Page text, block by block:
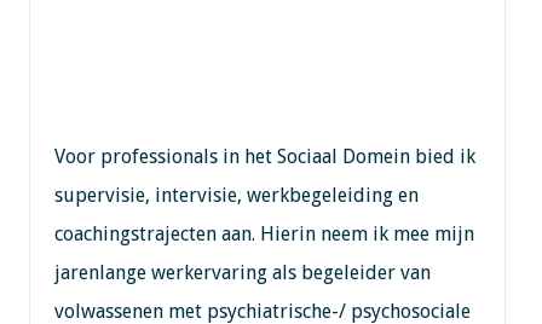
Voor professionals in het Sociaal Domein bied ik
supervisie, intervisie, werkbegeleiding en
coachingstrajecten aan. Hierin neem ik mee mijn
jarenlange werkervaring als begeleider van
volwassenen met psychiatrische-/ psychosociale